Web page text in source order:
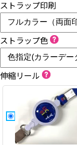
ストラップ印刷
ストラップ色
伸縮リール